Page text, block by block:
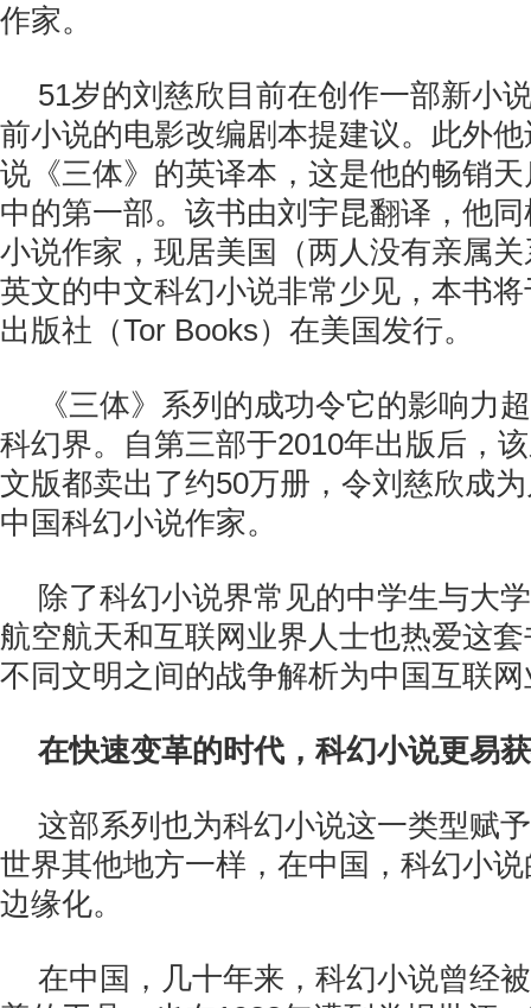
作家。
51岁的刘慈欣目前在创作一部新小
前小说的电影改编剧本提建议。此外
说《三体》的英译本，这是他的畅销
中的第一部。该书由刘宇昆翻译，他
小说作家，现居美国（两人没有亲属
英文的中文科幻小说非常少见，本书
出版社（Tor Books）在美国发行。
《三体》系列的成功令它的影响力
科幻界。自第三部于2010年出版后，
文版都卖出了约50万册，令刘慈欣成
中国科幻小说作家。
除了科幻小说界常见的中学生与大
航空航天和互联网业界人士也热爱这
不同文明之间的战争解析为中国互联
在快速变革的时代，科幻小说更易
这部系列也为科幻小说这一类型赋
世界其他地方一样，在中国，科幻小
边缘化。
在中国，几十年来，科幻小说曾经